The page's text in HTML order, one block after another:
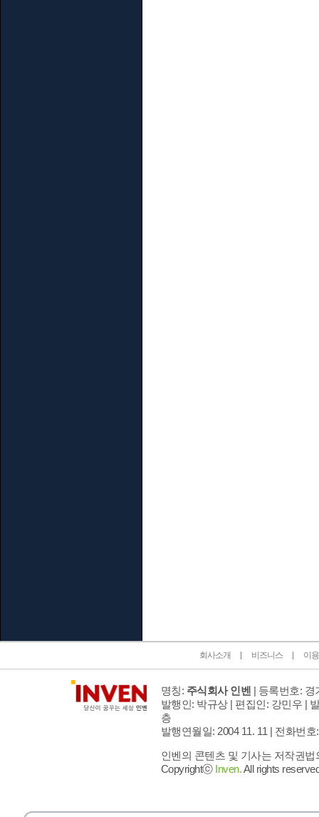
회사소개 비즈니스 이
명칭: 주식회사 인벤 | 등록번호: 경
발행인: 박규상 | 편집인: 강민우 |
층
발행연월일: 2004 11. 11 | 전화번호
인벤의 콘텐츠 및 기사는 저작권
Copyrightⓒ Inven.All rights